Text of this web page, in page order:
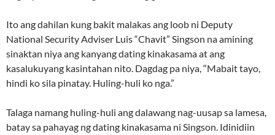
Ito ang dahilan kung bakit malakas ang loob ni Deputy
National Security Adviser Luis “Chavit” Singson na amining
sinaktan niya ang kanyang dating kinakasama at ang
kasalukuyang kasintahan nito. Dagdag pa niya, “Mabait tayo,
hindi ko sila pinatay. Huling-huli ko nga.”
Talaga namang huling-huli ang dalawang nag-uusap sa lamesa,
batay sa pahayag ng dating kinakasama ni Singson. Idinidiin